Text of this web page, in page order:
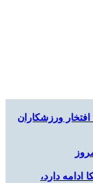
ورزشکاران
دارد،